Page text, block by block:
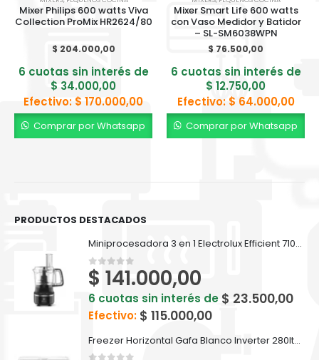
Mixer Philips 600 watts Viva
Collection ProMix HR2624/80
$ 204.000,00
6 cuotas sin interés de
$ 34.000,00
Efectivo: $ 170.000,00
Comprar por Whatsapp
Mixer Smart Life 600 watts
con Vaso Medidor y Batidor
– SL-SM6038WPN
$ 76.500,00
6 cuotas sin interés de
$ 12.750,00
Efectivo: $ 64.000,00
Comprar por Whatsapp
PRODUCTOS DESTACADOS
Miniprocesadora 3 en 1 Electrolux Efficient 710ml EFP500
0out of 5
$ 141.000,00
6 cuotas sin interés de $ 23.500,00
Efectivo: $ 115.000,00
Freezer Horizontal Gafa Blanco Inverter 280lts FGHI300B-L